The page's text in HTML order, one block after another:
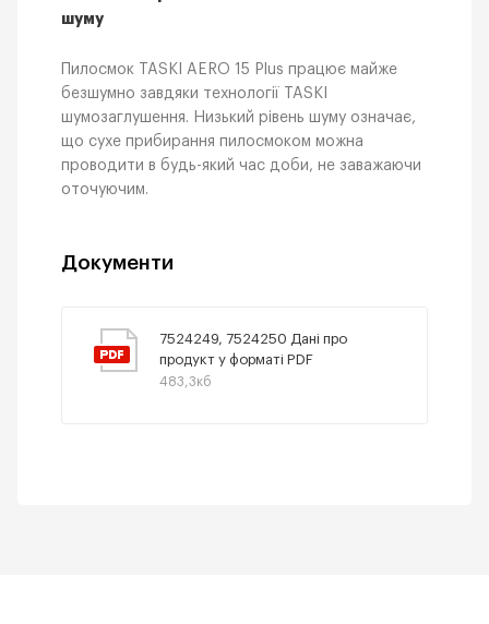
шуму
Пилосмок TASKI AERO 15 Plus працює майже
безшумно завдяки технології TASKI
шумозаглушення. Низький рівень шуму означає,
що сухе прибирання пилосмоком можна
проводити в будь-який час доби, не заважаючи
оточуючим.
Документи
7524249, 7524250 Дані про
продукт у форматі PDF
483,3кб